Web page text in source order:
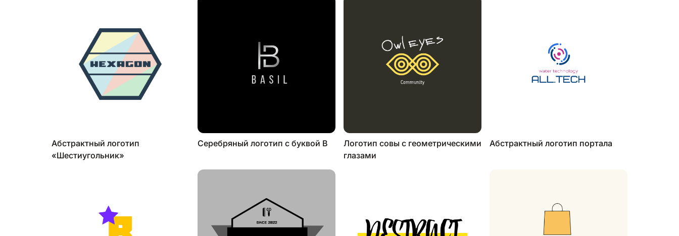
Абстрактный логотип
«Шестиугольник»
Серебряный логотип с буквой B
Логотип совы с геометрическими
глазами
Абстрактный логотип портала